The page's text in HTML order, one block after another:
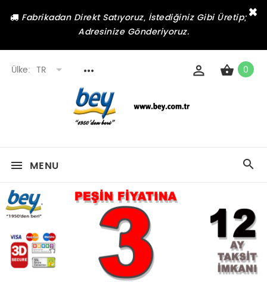
×
Fabrikadan Direkt Satıyoruz, İstediğiniz Gibi Üretip;
Adresinize Gönderiyoruz.
Ülke: TR 0
MENU